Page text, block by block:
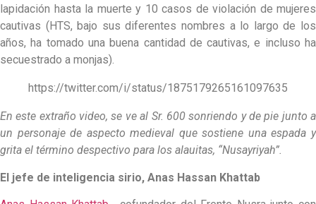
lapidación hasta la muerte y 10 casos de violación de mujeres
cautivas (HTS, bajo sus diferentes nombres a lo largo de los
años, ha tomado una buena cantidad de cautivas, e incluso ha
secuestrado a monjas).
https://twitter.com/i/status/1875179265161097635
En este extraño video, se ve al Sr. 600 sonriendo y de pie junto a
un personaje de aspecto medieval que sostiene una espada y
grita el término despectivo para los alauitas, “Nusayriyah”.
El jefe de inteligencia sirio, Anas Hassan Khattab